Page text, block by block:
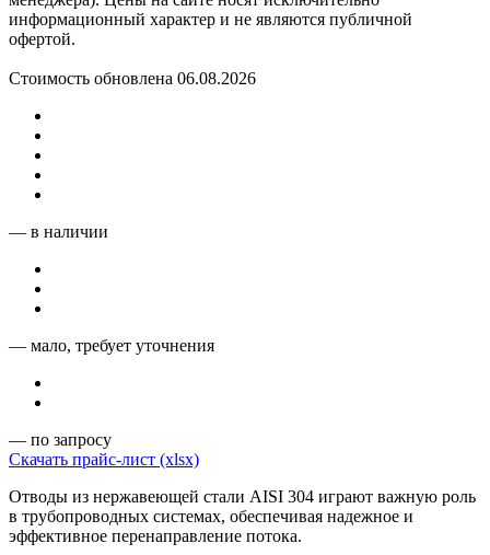
информационный характер и не являются публичной
офертой.
Стоимость обновлена 06.08.2026
— в наличии
— мало, требует уточнения
— по запросу
Скачать прайс-лист (xlsx)
Отводы из нержавеющей стали AISI 304 играют важную роль
в трубопроводных системах, обеспечивая надежное и
эффективное перенаправление потока.